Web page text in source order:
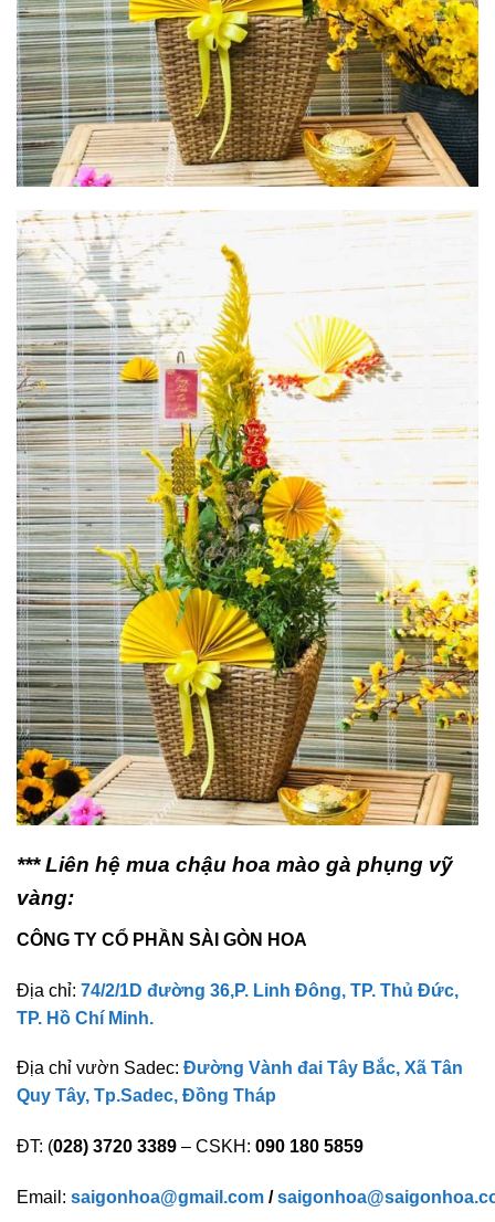
*** Liên hệ mua chậu hoa mào gà phụng vỹ
vàng:
CÔNG TY CỔ PHẦN SÀI GÒN HOA
Địa chỉ: 74/2/1D đường 36,P. Linh Đông, TP. Thủ Đức,
TP. Hồ Chí Minh.
Địa chỉ vườn Sadec: Đường Vành đai Tây Bắc, Xã Tân
Quy Tây, Tp.Sadec, Đồng Tháp
ĐT: (028) 3720 3389 – CSKH: 090 180 5859
Email: saigonhoa@gmail.com /